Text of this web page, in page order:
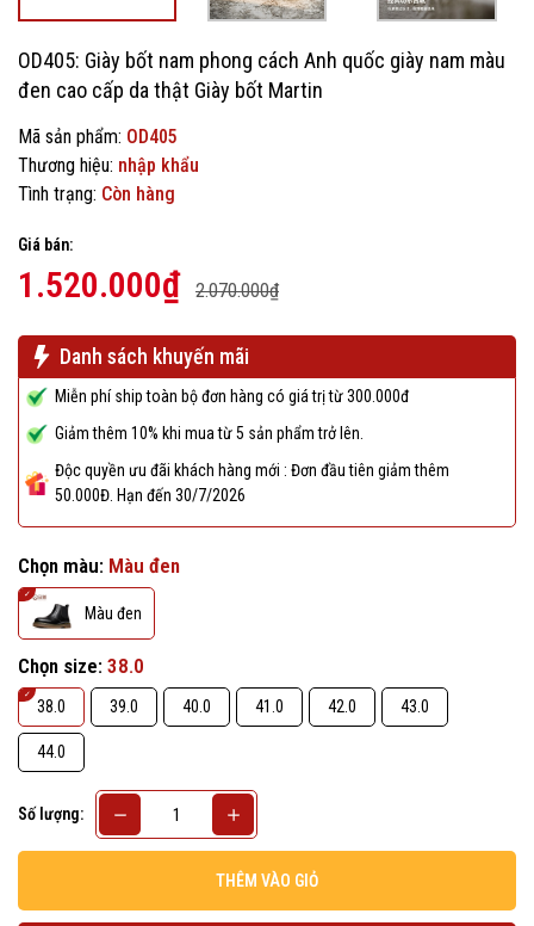
OD405: Giày bốt nam phong cách Anh quốc giày nam màu
đen cao cấp da thật Giày bốt Martin
Mã sản phẩm: OD405
Thương hiệu: nhập khẩu
Tình trạng: Còn hàng
Giá bán:
1.520.000₫ 2.070.000₫
Danh sách khuyến mãi
Miễn phí ship toàn bộ đơn hàng có giá trị từ 300.000đ
Giảm thêm 10% khi mua từ 5 sản phẩm trở lên.
Độc quyền ưu đãi khách hàng mới : Đơn đầu tiên giảm thêm
50.000Đ. Hạn đến 30/7/2026
Chọn màu: Màu đen
Màu đen
Chọn size: 38.0
38.0 39.0 40.0 41.0 42.0 43.0
44.0
Số lượng:
THÊM VÀO GIỎ